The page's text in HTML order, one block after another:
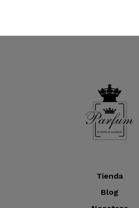
Tienda
Blog